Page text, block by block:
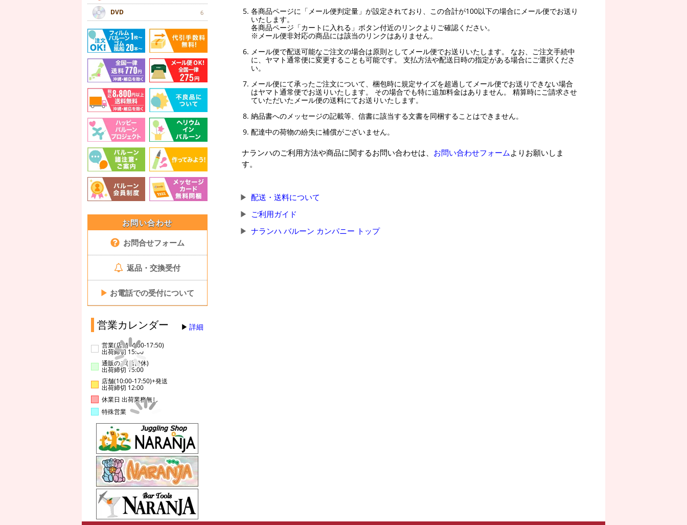
DVD 6
お問い合わせ
お問合せフォーム
返品・交換受付
▶ お電話での受付について
営業カレンダー 詳細
営業(店舗14:00-17:50)
出荷締切 15:00
通販のみ(店舗休)
出荷締切 15:00
店舗(10:00-17:50)+発送
出荷締切 12:00
休業日 出荷業務無し
特殊営業
各商品ページに「メール便判定量」が設定されており、この合計が100以下の場合にメール便でお送り
いたします。
各商品ページ「カートに入れる」ボタン付近のリンクよりご確認ください。
※メール便非対応の商品には該当のリンクはありません。
メール便で配送可能なご注文の場合は原則としてメール便でお送りいたします。 なお、ご注文手続中
に、ヤマト通常便に変更することも可能です。 支払方法や配送日時の指定がある場合にご選択くださ
い。
メール便にて承ったご注文について、梱包時に規定サイズを超過してメール便でお送りできない場合
はヤマト通常便でお送りいたします。 その場合でも特に追加料金はありません。 精算時にご請求させ
ていただいたメール便の送料にてお送りいたします。
納品書へのメッセージの記載等、信書に該当する文書を同梱することはできません。
配達中の荷物の紛失に補償がございません。
ナランハのご利用方法や商品に関するお問い合わせは、 お問い合わせフォームよりお願いしま
す。
配送・送料について
ご利用ガイド
ナランハ バルーン カンパニー トップ